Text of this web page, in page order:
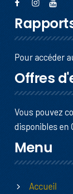
Pour accéder
Offres
Vous pouvez
disponibles en
Menu
Accueil